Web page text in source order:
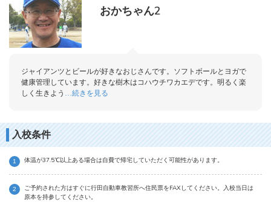
おかちゃん2
ジャイアンツとビールが好きなおじさんです。ソフトボールとヨガで
健康管理しています。好きな樹木はコハウチワカエデです。明るく楽
しく生きよう …続きを見る
入校条件
体温が37.5℃以上ある場合は自費で帰宅していただく可能性があります。
ご予約された方はすぐに行田自動車教習所へ住民票をFAXしてください。入校当日は
原本を持参してください。